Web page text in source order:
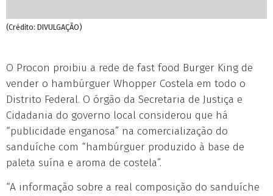
(Crédito: DIVULGAÇÃO)
O Procon proibiu a rede de fast food Burger King de
vender o hambúrguer Whopper Costela em todo o
Distrito Federal. O órgão da Secretaria de Justiça e
Cidadania do governo local considerou que há
“publicidade enganosa” na comercialização do
sanduíche com “hambúrguer produzido à base de
paleta suína e aroma de costela”.
“A informação sobre a real composição do sanduíche